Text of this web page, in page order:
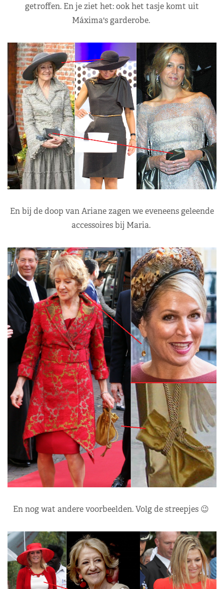
getroffen. En je ziet het: ook het tasje komt uit
Máxima's garderobe.
En bij de doop van Ariane zagen we eveneens geleende
accessoires bij Maria.
En nog wat andere voorbeelden. Volg de streepjes 😉